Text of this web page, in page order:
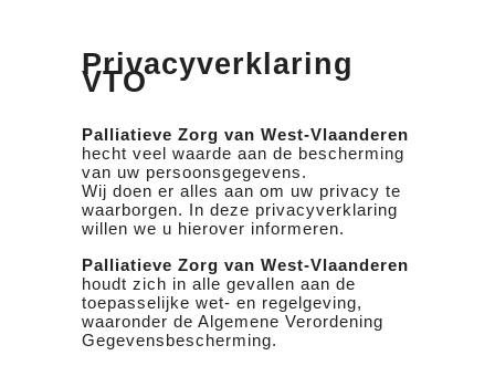
Privacyverklaring
VTO
Palliatieve Zorg van West-Vlaanderen
hecht veel waarde aan de bescherming
van uw persoonsgegevens.
Wij doen er alles aan om uw privacy te
waarborgen. In deze privacyverklaring
willen we u hierover informeren.
Palliatieve Zorg van West-Vlaanderen
houdt zich in alle gevallen aan de
toepasselijke wet- en regelgeving,
waaronder de Algemene Verordening
Gegevensbescherming.